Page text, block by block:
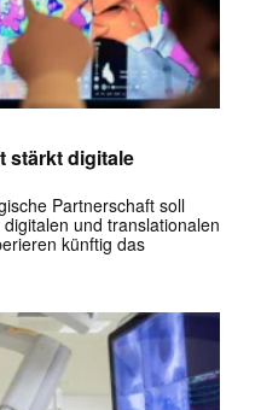
stärkt digitale
Partnerschaft soll
und translationalen
künftig das